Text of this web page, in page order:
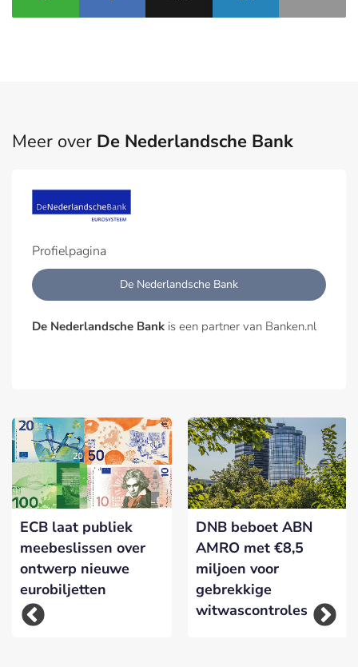
Meer over De Nederlandsche Bank
Profielpagina
De Nederlandsche Bank
De Nederlandsche Bank is een partner van Banken.nl
ECB laat publiek
meebeslissen over
ontwerp nieuwe
eurobiljetten
DNB beboet ABN
AMRO met €8,5
miljoen voor
gebrekkige
witwascontroles